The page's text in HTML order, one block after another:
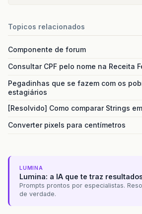
Topicos relacionados
Componente de forum
Consultar CPF pelo nome na Receita
Pegadinhas que se fazem com os
estagiários
[Resolvido] Como comparar Strings
Converter pixels para centímetros
LUMINA
Lumina: a IA que te traz
Prompts prontos por especialistas.
de verdade.